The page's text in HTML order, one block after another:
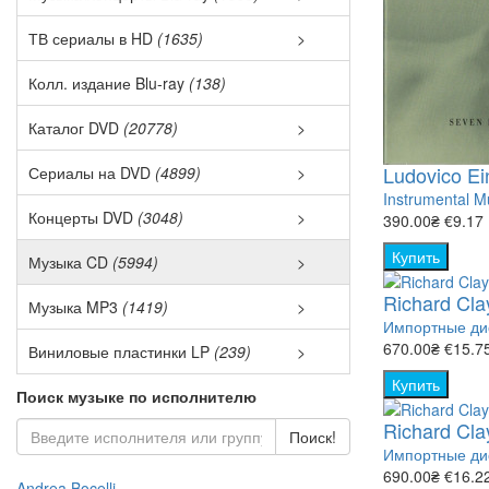
ТОП-250
Боевик
Вестерн
Азиатское
Военные
Детектив
Детский /
Балет (28)
Джаз и
Классика
ТВ сериалы в HD (1635)
>
Колл. издание Blu-ray (138)
Каталог DVD (20778)
>
Релизы
Новинки
Комедии
Боевик\
Триллер\
Сериалы на DVD (4899)
>
Сериалы
- Боевик
- Военные
- Детектив
- Драма
-
Концерты DVD (3048)
>
Disco (33)
Metal (341)
Rock (1489)
Rock'n'Roll
Музыка CD (5994)
>
Pop (906)
Rock
Hip-hop (55)
Jazz and
Музыка MP3 (1419)
>
Шансон
Виниловые пластинки LP (239)
>
Electronic
Jazz and
Pop LP
Поиск музыке по исполнителю
Поиск!
Ludovico
Instrumental
390.00₴ €9.17
Купить
Richard
Импортные
670.00₴
Купить
Richard
Импортные
690.00₴